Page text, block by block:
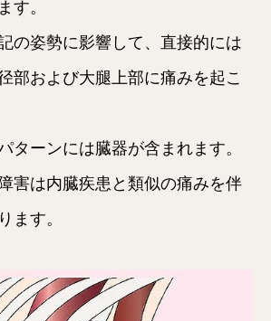
す。
の姿勢に影響して、直接的には
部および大腿上部に痛みを起こ
ターンには臓器が含まれます。
害は内臓疾患と類似の痛みを伴
ます。